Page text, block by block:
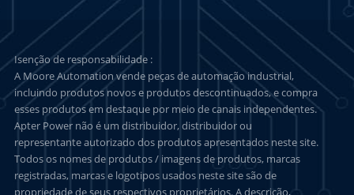
Isenção de responsabilidade :
A Moore Automation vende peças de automação industrial,
incluindo produtos novos e produtos descontinuados, e compra
esses produtos em destaque por meio de canais independentes.
Apter Power não é um distribuidor, distribuidor ou
representante autorizado dos produtos apresentados neste site.
Todos os nomes de produtos / imagens de produtos, marcas
registradas, marcas e logotipos usados neste site são de
propriedade de seus respectivos proprietários. A descrição,